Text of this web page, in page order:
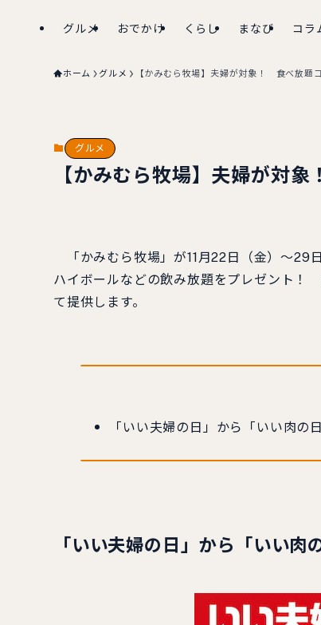
グルメ おでかけ くらし まなび コラ
ホーム グルメ 【かみむら牧場】夫婦が対象！ 食べ放題
グルメ
【かみむら牧場】夫婦が対
「かみむら牧場」が11月22日（金）～29
ハイボールなどの飲み放題をプレゼント！
て提供します。
「いい夫婦の日」から「いい肉の
「いい夫婦の日」から「いい肉